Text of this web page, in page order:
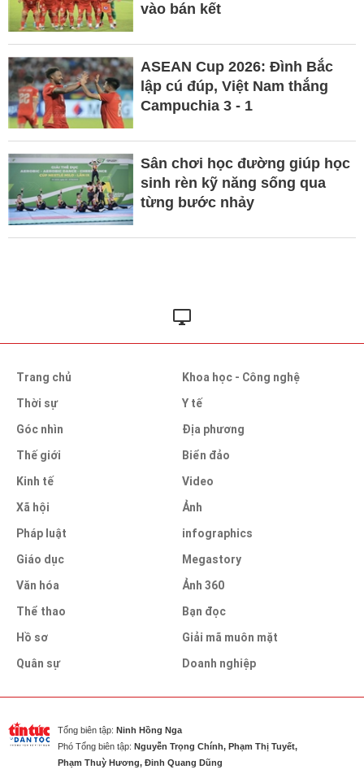
vào bán kết
ASEAN Cup 2026: Đình Bắc
lập cú đúp, Việt Nam thắng
Campuchia 3 - 1
Sân chơi học đường giúp học
sinh rèn kỹ năng sống qua
từng bước nhảy
Trang chủ
Thời sự
Góc nhìn
Thế giới
Kinh tế
Xã hội
Pháp luật
Giáo dục
Văn hóa
Thể thao
Hồ sơ
Quân sự
Khoa học - Công nghệ
Y tế
Địa phương
Biển đảo
Video
Ảnh
infographics
Megastory
Ảnh 360
Bạn đọc
Giải mã muôn mặt
Doanh nghiệp
Tổng biên tập: Ninh Hồng Nga
Phó Tổng biên tập: Nguyễn Trọng Chính, Phạm Thị Tuyết,
Phạm Thuỳ Hương, Đinh Quang Dũng